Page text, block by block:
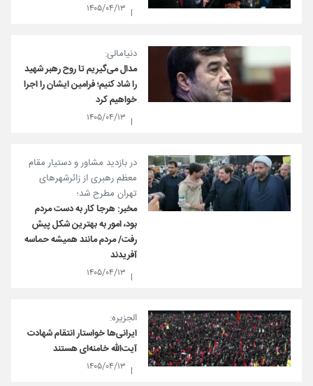
۱۴۰۵/۰۴/۱۳
دنیامالی:
مدال می‌گیریم تا روح رهبر شهید
را شاد کنیم؛ فرامین ایشان را اجرا
خواهیم کرد
۱۴۰۵/۰۴/۱۳
در بازدید مشاور و دستیار مقام
معظم رهبری از زائرشهر‌های
تهران مطرح شد؛
مخبر: هرجا کار به دست مردم
بود، امور به بهترین شکل پیش
رفت/ مردم مانند همیشه حماسه
آفریدند
۱۴۰۵/۰۴/۱۳
الجزیره:
ایرانی‌ها خواستار انتقام شهادت
آیت‌الله خامنه‌ای هستند
۱۴۰۵/۰۴/۱۳